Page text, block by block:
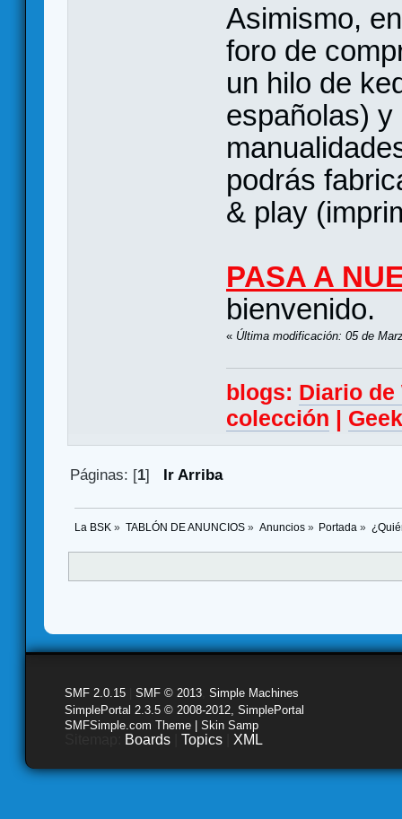
Asimismo,
foro de
un hilo de
españolas)
podrás
& play
PASA A
bienvenido.
« Última modificación: 05 de
blogs: Diario
colección |
Páginas: [1] Ir Arriba
La BSK » TABLÓN DE ANUNCIOS» Anuncios» Portada »
SMF 2.0.15 SMF © 2013 Simple Machines
SimplePortal 2.3.5 © 2008-2012, SimplePortal
SMFSimple.com Theme | Skin Samp
Boards Topics XML